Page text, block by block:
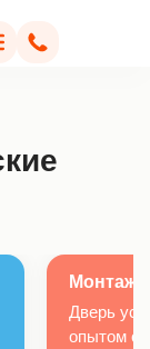
Позвонить
Монтаж
Дверь
опытом от